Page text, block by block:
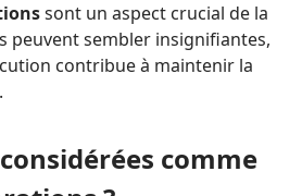
sont un aspect crucial de la
peuvent sembler insignifiantes,
contribue à maintenir la
comme